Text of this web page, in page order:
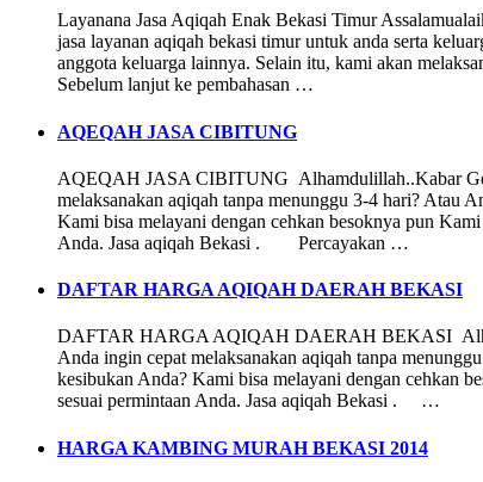
Layanana Jasa Aqiqah Enak Bekasi Timur
jasa layanan aqiqah bekasi timur untuk anda serta
anggota keluarga lainnya. Selain itu, kami akan
Sebelum lanjut ke pembahasan …
AQEQAH JASA CIBITUNG
AQEQAH JASA CIBITUNG Alhamdulillah..Kabar
melaksanakan aqiqah tanpa menunggu 3-4 hari? Atau
Kami bisa melayani dengan cehkan besoknya pun
Anda. Jasa aqiqah Bekasi . Percayakan …
DAFTAR HARGA AQIQAH DAERAH BEKASI
DAFTAR HARGA AQIQAH DAERAH BEKASI
Anda ingin cepat melaksanakan aqiqah tanpa
kesibukan Anda? Kami bisa melayani dengan cehkan
sesuai permintaan Anda. Jasa aqiqah Bekasi . …
HARGA KAMBING MURAH BEKASI 2014